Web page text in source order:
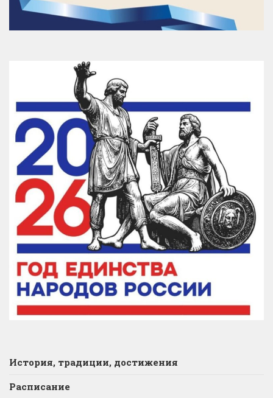
История, традиции, достижения
Расписание